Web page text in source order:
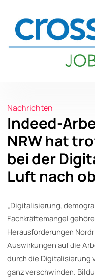
Nachrichten
Indeed-
NRW hat
bei der
Luft nach
„Digitalisierung,
Fachkräftemangel
Herausforderungen
Auswirkungen auf die
durch die Digitalisierung
ganz verschwinden.